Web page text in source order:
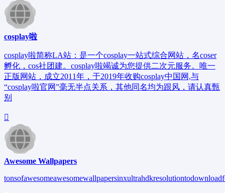
cosplay啦
cosplay啦简称LA站：是一个cosplay一站式综合网站，名coser
孵化，cos社团建。cosplay啦竭诚为您提供二次元服务。唯一
正版网站，成立2011年，于2019年收购cosplay中国网,与
“cosplay啦官网”毫无半点关系，其他同名均为跟风，请认真甄
别
Awesome Wallpapers